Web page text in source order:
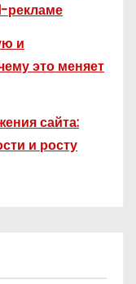
рекламе
и
это меняет
сайта:
и росту